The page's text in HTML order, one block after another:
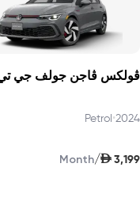
2024
•
Petrol
AED 3,199
/
Month